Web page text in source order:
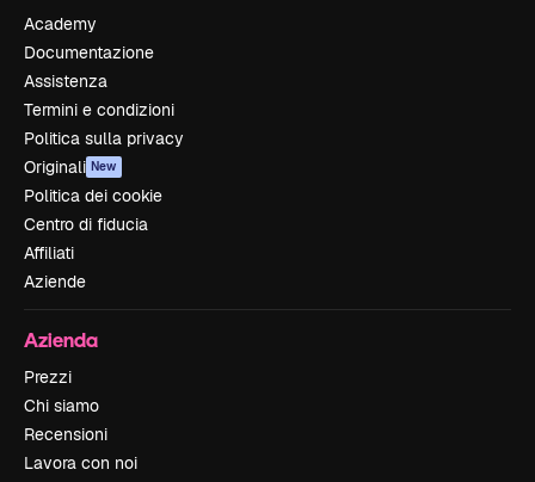
Academy
Documentazione
Assistenza
Termini e condizioni
Politica sulla privacy
Originali New
Politica dei cookie
Centro di fiducia
Affiliati
Aziende
Azienda
Prezzi
Chi siamo
Recensioni
Lavora con noi